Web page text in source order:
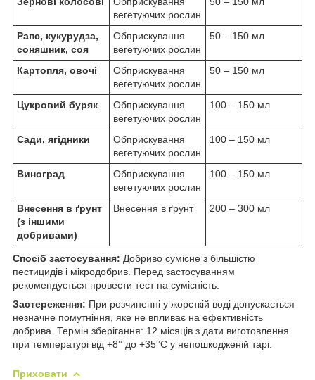
вегетуючих рослин
Рапс, кукурудза,
соняшник, соя
Обприскування
вегетуючих рослин
50 – 150 мл
Картопля, овочі
Обприскування
вегетуючих рослин
50 – 150 мл
Цукровий буряк
Обприскування
вегетуючих рослин
100 – 150 мл
Сади, ягідники
Обприскування
вегетуючих рослин
100 – 150 мл
Виноград
Обприскування
вегетуючих рослин
100 – 150 мл
Внесення в ґрунт
(з іншими
добривами)
Внесення в ґрунт 200 – 300 мл
Спосіб застосування: Добриво сумісне з більшістю
пестицидів і мікродобрив. Перед застосуванням
рекомендується провести тест на сумісність.
Застереження: При розчиненні у жорсткій воді допускається
незначне помутніння, яке не впливає на ефективність
добрива. Термін зберігання: 12 місяців з дати виготовлення
при температурі від +8° до +35°С у непошкодженій тарі.
Приховати